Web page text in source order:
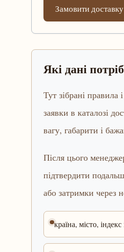
Замовити доставку
Які дані
Тут зібрані
заявки в каталозі
вагу, габарити і
Після цього
підтвердити
або затримки через
країна, місто,